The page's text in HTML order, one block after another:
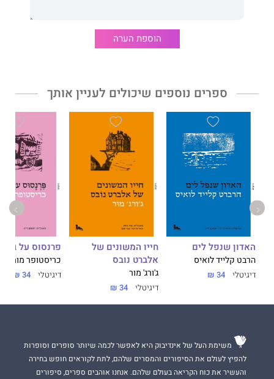
הוספת הערה
ספרים נוספים שיכולים לעניין אותך
האדון שנפל לים
הרבט קלייד לואיס
דיגיטלי 34 ₪
חייו המשונים של
אלברט נובס
ג'ורג' מור
דיגיטלי 34 ₪
פרנסוס על
כריסטופר מורלי
דיגיטלי 34 ₪
משימת העל של אינדיבוק היא לאפשר לכמה שיותר סופרים וסופרות
להפיץ לעולם את הסיפורים והמסרים שלהם, לתת לקוראים חופש בחירה
והעשיר את כוח הקריאה בעולם שלהם. אנחנו אוהבים ספרים, סיפורים